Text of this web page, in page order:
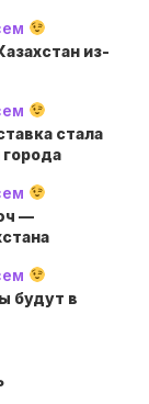
из-
стала
—
будут в